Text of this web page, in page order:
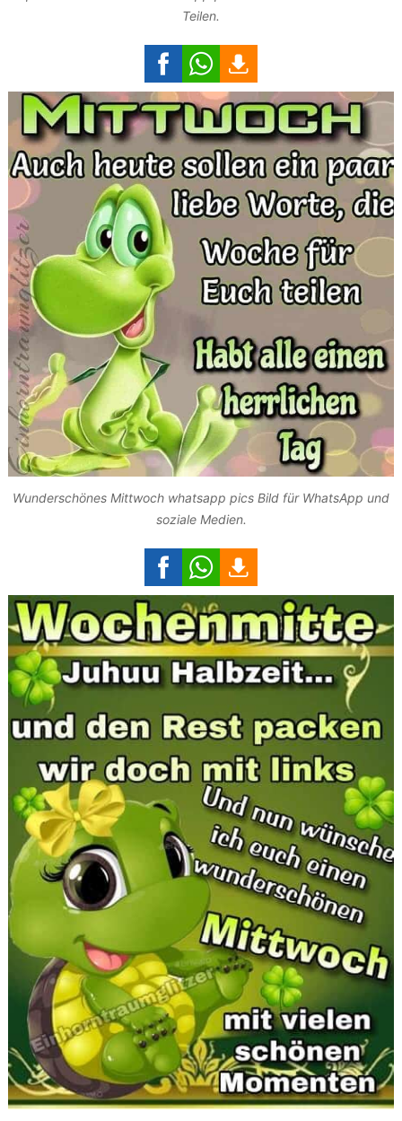
Teilen.
Wunderschönes Mittwoch whatsapp pics Bild für WhatsApp und
soziale Medien.